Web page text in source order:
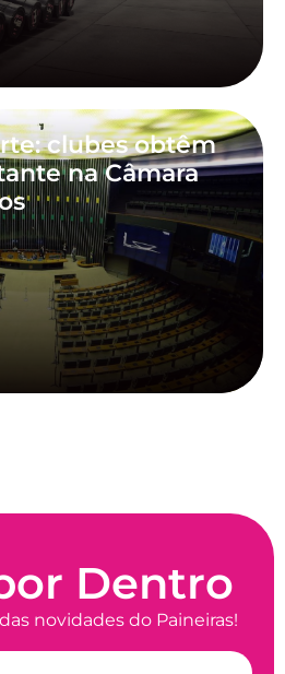
clubes obtêm
na Câmara
Dentro
novidades do Paineiras!